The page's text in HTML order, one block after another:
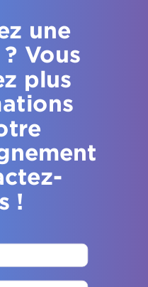
une
Vous
plus
!